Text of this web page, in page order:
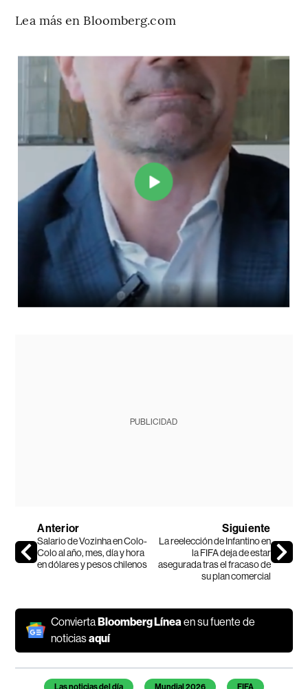
Lea más en Bloomberg.com
PUBLICIDAD
Anterior
Salario de Vozinha en Colo-
Colo al año, mes, día y hora
en dólares y pesos chilenos
Siguiente
La reelección de Infantino en
la FIFA deja de estar
asegurada tras el fracaso de
su plan comercial
ConviertaBloomberg Línea en su fuente de
noticiasaquí
Temas de este artículo
Las noticias del día Mundial 2026 FIFA